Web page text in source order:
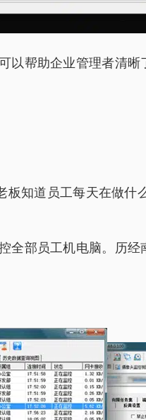
帮助企业管理者清
知道员工每天在做
部员工机电脑。历